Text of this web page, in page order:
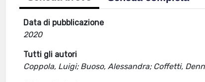
Data di pubblicazione
2020
Tutti gli autori
Coppola, Luigi; Buoso, Alessandra; Coffetti,